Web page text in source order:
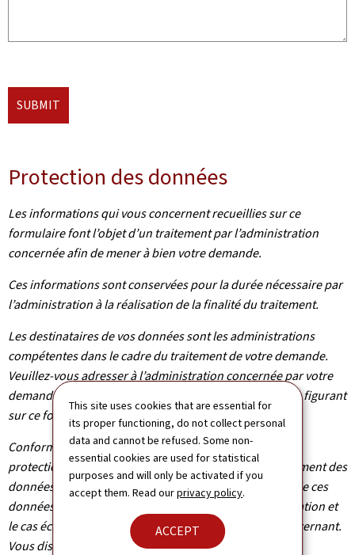
This site uses cookies that are essential for
its proper functioning, do not collect personal
data and cannot be refused. Some non-
essential cookies are used for statistical
purposes and will only be activated if you
accept them. Read ourprivacy policy.
ACCEPT
SUBMIT
Protection des données
Les informations qui vous concernent recueillies sur ce
formulaire font l’objet d’un traitement par l’administration
concernée afin de mener à bien votre demande.
Ces informations sont conservées pour la durée nécessaire par
l’administration à la réalisation de la finalité du traitement.
Les destinataires de vos données sont les administrations
compétentes dans le cadre du traitement de votre demande.
Veuillez-vous adresser à l’administration concernée par votre
demande pour connaître les destinataires des données figurant
sur ce formulaire.
Conformément au règlement (UE) 2016/679 relatif à la
protection des personnes physiques à l'égard du traitement des
données à caractère personnel et à la libre circulation de ces
données, vous bénéficiez d’un droit d’accès, de rectification et
le cas échéant d’effacement des informations vous concernant.
Vous disposez également du droit de retirer votre